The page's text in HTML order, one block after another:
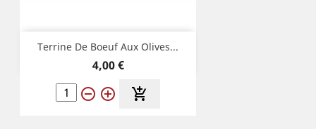
Terrine De Boeuf Aux Olives...
Prix
4,00 €
remove_circle_outline add_circle_outline add_shopping_cart